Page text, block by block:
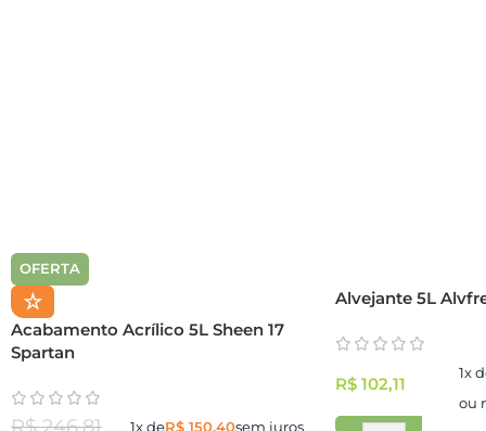
OFERTA
☆
Acabamento Acrílico 5L Sheen 17
Spartan
1x deR$150,40sem juros
Alvejante 5L
R$102,11
1x
ou